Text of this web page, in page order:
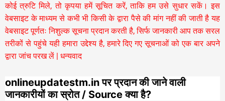
कोई त्रुटि मिले, तो कृपया हमें सूचित करें, ताकि हम उसे सुधार सकें। इस
वेबसाइट के माध्यम से कभी भी किसी के द्वारा पैसे की मांग नहीं की जाती है यह
वेबसाइट पूर्णतः निशुल्क सूचना प्रदान करती है,सिर्फ जानकारी आप तक सरल
तरीकों से पहुंचे यही हमारा उद्देश्य है, हमारे दिए गए सूचनाओं को एक बार अपने
द्वारा जांच परख लें | धन्यवाद
onlineupdatestm.in पर प्रदान की जाने वाली
जानकारीयों का स्रोत / Source क्या है?